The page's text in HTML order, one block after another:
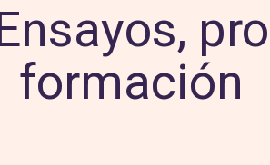
formación